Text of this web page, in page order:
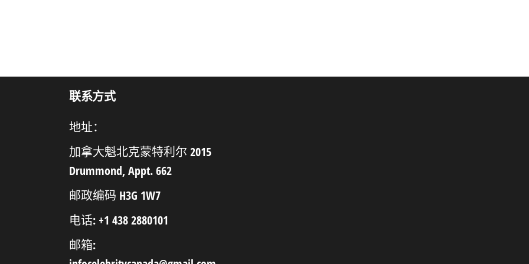
联系方式
地址：
加拿大魁北克蒙特利尔 2015
Drummond, Appt. 662
邮政编码 H3G 1W7
电话: +1 438 2880101
邮箱: